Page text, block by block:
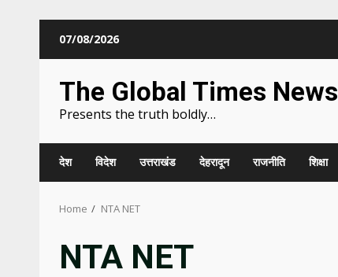
07/08/2026
The Global Times News
Presents the truth boldly…
देश विदेश उत्तराखंड देहरादून राजनीति शिक्षा
Home NTA NET
NTA NET